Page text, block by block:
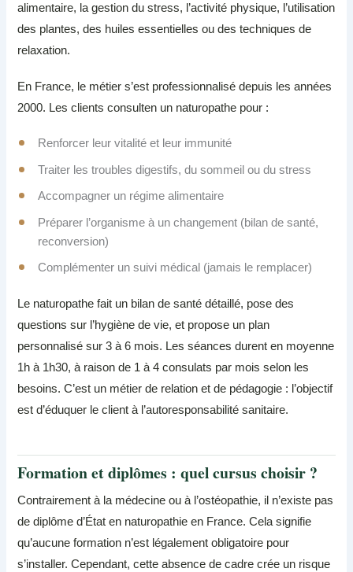
alimentaire, la gestion du stress, l’activité physique, l’utilisation
des plantes, des huiles essentielles ou des techniques de
relaxation.
En France, le métier s’est professionnalisé depuis les années
2000. Les clients consulten un naturopathe pour :
Renforcer leur vitalité et leur immunité
Traiter les troubles digestifs, du sommeil ou du stress
Accompagner un régime alimentaire
Préparer l’organisme à un changement (bilan de santé,
reconversion)
Complémenter un suivi médical (jamais le remplacer)
Le naturopathe fait un bilan de santé détaillé, pose des
questions sur l’hygiène de vie, et propose un plan
personnalisé sur 3 à 6 mois. Les séances durent en moyenne
1h à 1h30, à raison de 1 à 4 consulats par mois selon les
besoins. C’est un métier de relation et de pédagogie : l’objectif
est d’éduquer le client à l’autoresponsabilité sanitaire.
Formation et diplômes : quel cursus choisir ?
Contrairement à la médecine ou à l’ostéopathie, il n’existe pas
de diplôme d’État en naturopathie en France. Cela signifie
qu’aucune formation n’est légalement obligatoire pour
s’installer. Cependant, cette absence de cadre crée un risque